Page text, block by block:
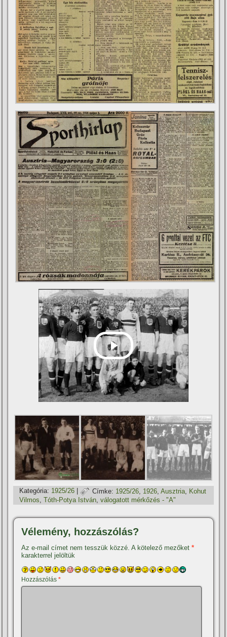
Kategória: 1925/26 | Címke: 1925/26 1926 ,Ausztria
Kohut
Vilmos,Tóth-Potya István,válogatott mérkőzés - "A"
Vélemény, hozzászólás?
Az e-mail címet nem tesszük közzé. A kötelező mezőket*
karakterrel jelöltük
Hozzászólás*